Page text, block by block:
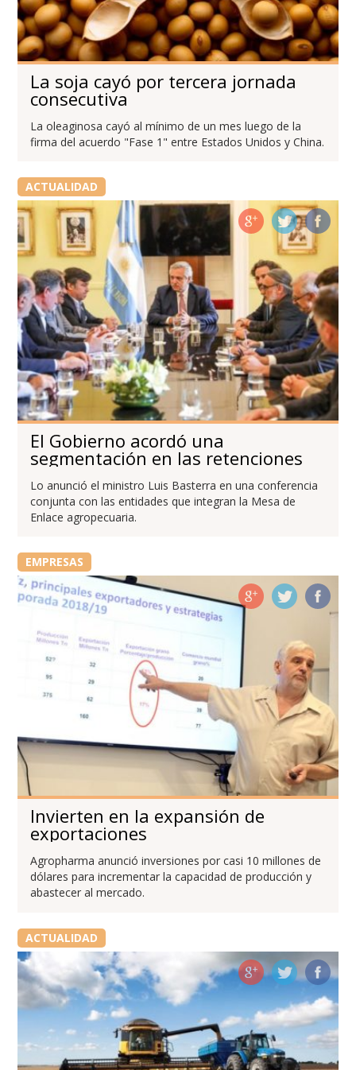
La soja cayó por tercera jornada
consecutiva
La oleaginosa cayó al mínimo de un mes luego de la
firma del acuerdo "Fase 1" entre Estados Unidos y China.
ACTUALIDAD
El Gobierno acordó una
segmentación en las retenciones
Lo anunció el ministro Luis Basterra en una conferencia
conjunta con las entidades que integran la Mesa de
Enlace agropecuaria.
EMPRESAS
Invierten en la expansión de
exportaciones
Agropharma anunció inversiones por casi 10 millones de
dólares para incrementar la capacidad de producción y
abastecer al mercado.
ACTUALIDAD